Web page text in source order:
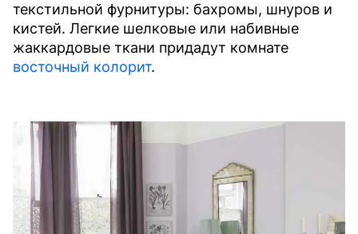
текстильной фурнитуры: бахромы, шнуров и
кистей. Легкие шелковые или набивные
жаккардовые ткани придадут комнате
восточный колорит.